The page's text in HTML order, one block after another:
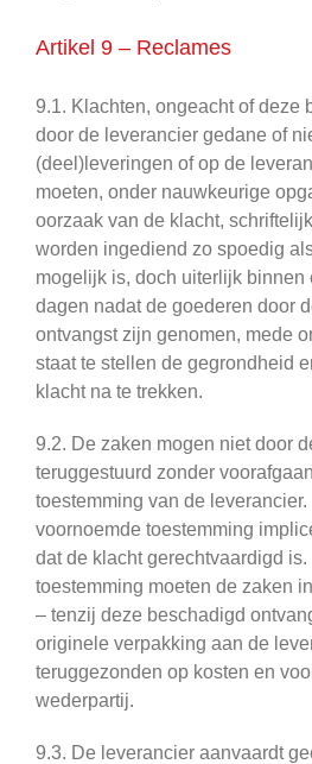
Artikel 9 – Reclames
9.1. Klachten, ongeacht of deze
door de leverancier gedane of
(deel)leveringen of op de
moeten, onder nauwkeurige
oorzaak van de klacht,
worden ingediend zo spoedig
mogelijk is, doch uiterlijk binnen
dagen nadat de goederen door
ontvangst zijn genomen, mede
staat te stellen de gegrondheid
klacht na te trekken.
9.2. De zaken mogen niet door
teruggestuurd zonder
toestemming van de
voornoemde toestemming
dat de klacht gerechtvaardigd
toestemming moeten de zaken
– tenzij deze beschadigd
originele verpakking aan de
teruggezonden op kosten en
wederpartij.
9.3. De leverancier aanvaardt